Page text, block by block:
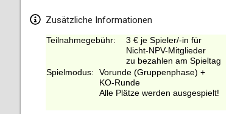
Zusätzliche Informationen
Teilnahmegebühr:
3 € je Spieler/-in für
Nicht-NPV-Mitglieder
zu bezahlen am Spieltag
Spielmodus:
Vorunde (Gruppenphase) +
KO-Runde
Alle Plätze werden ausgespielt!
OTH
Finnland
Indoor des Bouchons
16. Feb. 2019| Frankreich